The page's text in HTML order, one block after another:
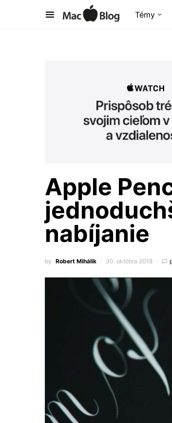
Témy
Apple
nabíjanie
by Robert Mihálik 30. októbra 2018